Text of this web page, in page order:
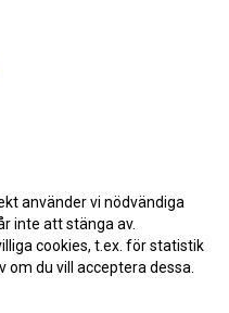
använder vi nödvändiga
inte att stänga av.
cookies, t.ex. för statistik
om du vill acceptera dessa.